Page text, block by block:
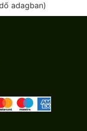
adagban)